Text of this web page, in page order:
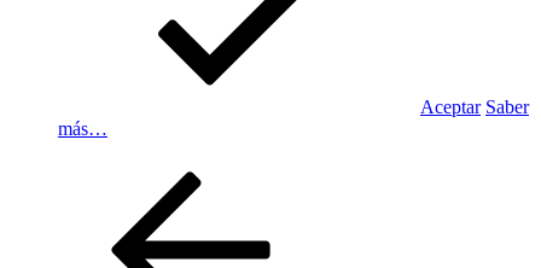
Aceptar Saber
más…